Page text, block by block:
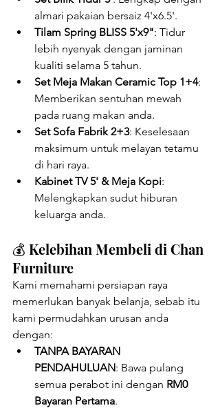
almari pakaian bersaiz 4'x6.5'.
Tilam Spring BLISS 5'x9": Tidur
lebih nyenyak dengan jaminan
kualiti selama 5 tahun.
Set Meja Makan Ceramic Top 1+4:
Memberikan sentuhan mewah
pada ruang makan anda.
Set Sofa Fabrik 2+3: Keselesaan
maksimum untuk melayan tetamu
di hari raya.
Kabinet TV 5' & Meja Kopi:
Melengkapkan sudut hiburan
keluarga anda.
💰 Kelebihan Membeli di Chan
Furniture
Kami memahami persiapan raya
memerlukan banyak belanja, sebab itu
kami permudahkan urusan anda
dengan:
TANPA BAYARAN
PENDAHULUAN: Bawa pulang
semua perabot ini dengan RM0
Bayaran Pertama.